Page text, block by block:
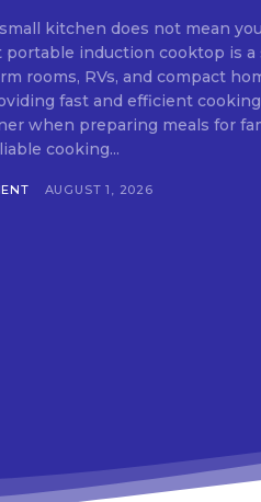
kitchen does not mean
portable induction cooktop is
rooms, RVs, and compact
fast and efficient
when preparing meals for family
cooking...
AUGUST 1, 2026